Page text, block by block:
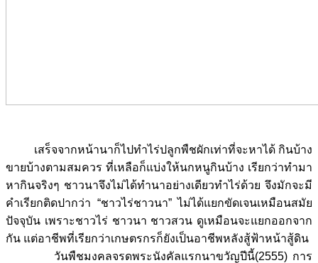
เสร็จจากหน้านาก็ไปทำไร่ปลูกพืชผักเท่าที่จะหาได้ กินบ้าง
ขายบ้างตามสมควร ที่เหลือก็แบ่งให้นกหนูกินบ้าง เรียกว่าทำมา
หากินจริงๆ ชาวนาจึงไม่ได้ทำนาอย่างเดียวทำไร่ด้วย จึงมักจะมี
คำเรียกติดปากว่า “ชาวไร่ชาวนา” ไม่ได้แยกขัดเจนเหมือนสมัย
ปัจจุบัน เพราะชาวไร่ ชาวนา ชาวสวน ดูเหมือนจะแยกออกจาก
กัน แต่อาชีพที่เรียกว่าเกษตรกรก็ยังเป็นอาชีพหลังสู้ฟ้าหน้าสู้ดิน
วันพืชมงคลจรดพระนังคัลแรกนาขวัญปีนี้(2555) การ